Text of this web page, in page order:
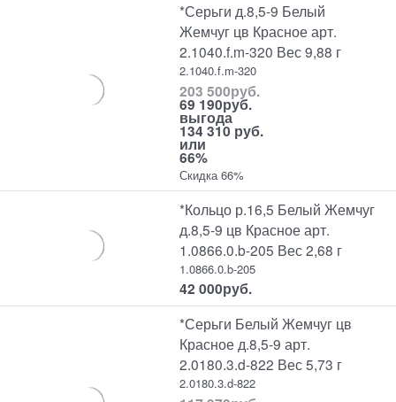
*Серьги д.8,5-9 Белый
Жемчуг цв Красное арт.
2.1040.f.m-320 Вес 9,88 г
2.1040.f.m-320
203 500руб.
69 190руб.
выгода
134 310 руб.
или
66%
Скидка 66%
*Кольцо р.16,5 Белый Жемчуг
д.8,5-9 цв Красное арт.
1.0866.0.b-205 Вес 2,68 г
1.0866.0.b-205
42 000руб.
*Серьги Белый Жемчуг цв
Красное д.8,5-9 арт.
2.0180.3.d-822 Вес 5,73 г
2.0180.3.d-822